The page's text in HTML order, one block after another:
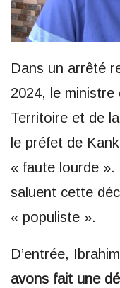
Dans un arrêté
2024, le ministre
Territoire et de
le préfet de
« faute lourde
saluent cette
« populiste ».
D’entrée,
avons fait une